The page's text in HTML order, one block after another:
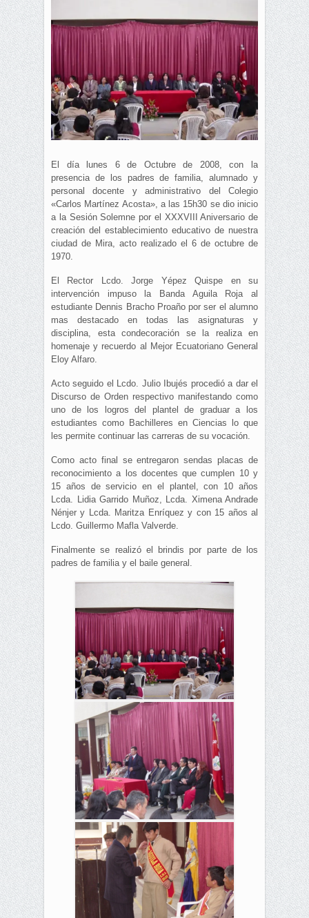
El día lunes 6 de Octubre de 2008, con la
presencia de los padres de familia, alumnado y
personal docente y administrativo del Colegio
«Carlos Martínez Acosta», a las 15h30 se dio inicio
a la Sesión Solemne por el XXXVIII Aniversario de
creación del establecimiento educativo de nuestra
ciudad de Mira, acto realizado el 6 de octubre de
1970.
El Rector Lcdo. Jorge Yépez Quispe en su
intervención impuso la Banda Aguila Roja al
estudiante Dennis Bracho Proaño por ser el alumno
mas destacado en todas las asignaturas y
disciplina, esta condecoración se la realiza en
homenaje y recuerdo al Mejor Ecuatoriano General
Eloy Alfaro.
Acto seguido el Lcdo. Julio Ibujés procedió a dar el
Discurso de Orden respectivo manifestando como
uno de los logros del plantel de graduar a los
estudiantes como Bachilleres en Ciencias lo que
les permite continuar las carreras de su vocación.
Como acto final se entregaron sendas placas de
reconocimiento a los docentes que cumplen 10 y
15 años de servicio en el plantel, con 10 años
Lcda. Lidia Garrido Muñoz, Lcda. Ximena Andrade
Nénjer y Lcda. Maritza Enríquez y con 15 años al
Lcdo. Guillermo Mafla Valverde.
Finalmente se realizó el brindis por parte de los
padres de familia y el baile general.